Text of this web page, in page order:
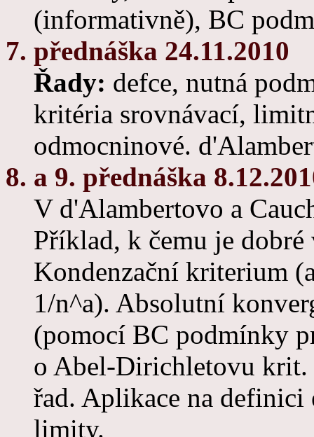
(informativně), BC
7. přednáška 24.11.2010
Řady: defce, nutná
kritéria srovnávací,
odmocninové.
8. a 9. přednáška
V d'Alambertovo a
Příklad, k čemu je dobré
Kondenzační kriterium
1/n^a). Absolutní
(pomocí BC podmínky
o Abel-Dirichletovu krit.
řad. Aplikace na definici
limity.